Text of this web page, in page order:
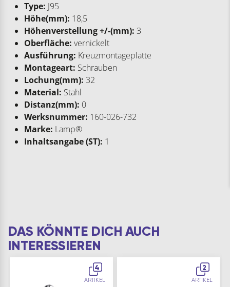
Type: J95
Höhe(mm): 18,5
Höhenverstellung +/-(mm): 3
Oberfläche: vernickelt
Ausführung: Kreuzmontageplatte
Montageart: Schrauben
Lochung(mm): 32
Material: Stahl
Distanz(mm): 0
Werksnummer: 160-026-732
Marke: Lamp®
Inhaltsangabe (ST): 1
DAS KÖNNTE DICH AUCH
INTERESSIEREN
4
ARTIKEL
2
ARTIKEL